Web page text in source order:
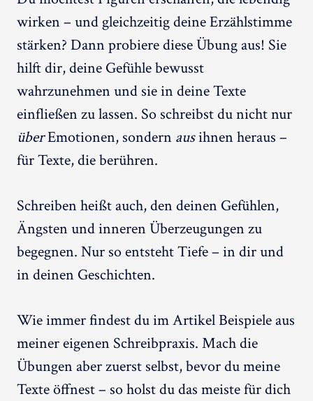
wirken – und gleichzeitig deine Erzählstimme
stärken? Dann probiere diese Übung aus! Sie
hilft dir, deine Gefühle bewusst
wahrzunehmen und sie in deine Texte
einfließen zu lassen. So schreibst du nicht nur
überEmotionen, sondern ausihnen heraus –
für Texte, die berühren.
Schreiben heißt auch, den deinen Gefühlen,
Ängsten und inneren Überzeugungen zu
begegnen. Nur so entsteht Tiefe – in dir und
in deinen Geschichten.
Wie immer findest du im Artikel Beispiele aus
meiner eigenen Schreibpraxis. Mach die
Übungen aber zuerst selbst, bevor du meine
Texte öffnest – so holst du das meiste für dich